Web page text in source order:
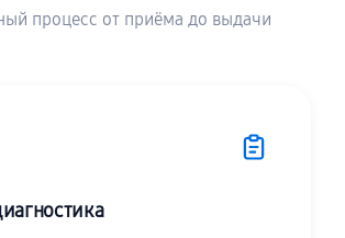
процесс от приёма до выдачи